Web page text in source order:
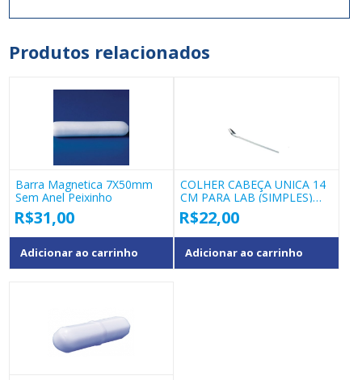
Produtos relacionados
Barra Magnetica 7X50mm
Sem Anel Peixinho
R$31,00
Adicionar ao carrinho
COLHER CABEÇA UNICA 14
CM PARA LAB (SIMPLES)
COD 40137.01
R$22,00
Adicionar ao carrinho